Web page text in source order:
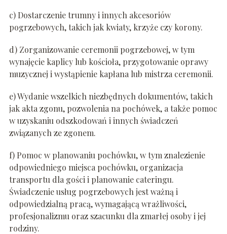
c) Dostarczenie trumny i innych akcesoriów
pogrzebowych, takich jak kwiaty, krzyże czy korony.
d) Zorganizowanie ceremonii pogrzebowej, w tym
wynajęcie kaplicy lub kościoła, przygotowanie oprawy
muzycznej i wystąpienie kapłana lub mistrza ceremonii.
e) Wydanie wszelkich niezbędnych dokumentów, takich
jak akta zgonu, pozwolenia na pochówek, a także pomoc
w uzyskaniu odszkodowań i innych świadczeń
związanych ze zgonem.
f) Pomoc w planowaniu pochówku, w tym znalezienie
odpowiedniego miejsca pochówku, organizacja
transportu dla gości i planowanie cateringu.
Świadczenie usług pogrzebowych jest ważną i
odpowiedzialną pracą, wymagającą wrażliwości,
profesjonalizmu oraz szacunku dla zmarłej osoby i jej
rodziny.